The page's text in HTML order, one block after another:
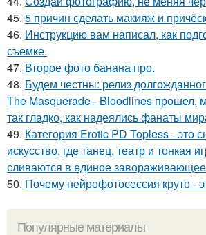
45. 5 причин сделать макияж и
46. Инструкцию вам написал, как
съемке.
47. Второе фото банана про.
48. Будем честны: релиз
The Masquerade - Bloodlines прошел,
так гладко, как надеялись фанаты
49. Категория Erotic PD Topless - это
искусство, где танец, театр и тонкая
сливаются в единое
50. Почему нейрофотосессия круто -
Популярные материалы